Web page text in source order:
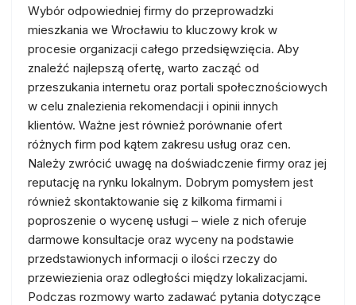
Wybór odpowiedniej firmy do przeprowadzki
mieszkania we Wrocławiu to kluczowy krok w
procesie organizacji całego przedsięwzięcia. Aby
znaleźć najlepszą ofertę, warto zacząć od
przeszukania internetu oraz portali społecznościowych
w celu znalezienia rekomendacji i opinii innych
klientów. Ważne jest również porównanie ofert
różnych firm pod kątem zakresu usług oraz cen.
Należy zwrócić uwagę na doświadczenie firmy oraz jej
reputację na rynku lokalnym. Dobrym pomysłem jest
również skontaktowanie się z kilkoma firmami i
poproszenie o wycenę usługi – wiele z nich oferuje
darmowe konsultacje oraz wyceny na podstawie
przedstawionych informacji o ilości rzeczy do
przewiezienia oraz odległości między lokalizacjami.
Podczas rozmowy warto zadawać pytania dotyczące